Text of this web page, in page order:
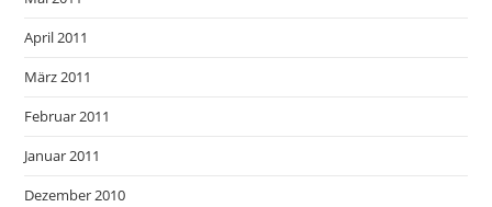
April 2011
März 2011
Februar 2011
Januar 2011
Dezember 2010